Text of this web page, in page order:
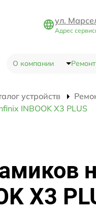
ул.
Адрес
О компании
устройств
INBOOK X3 PLUS
X3